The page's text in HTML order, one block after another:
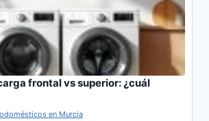
frontal vs superior: ¿cuál
en Murcia